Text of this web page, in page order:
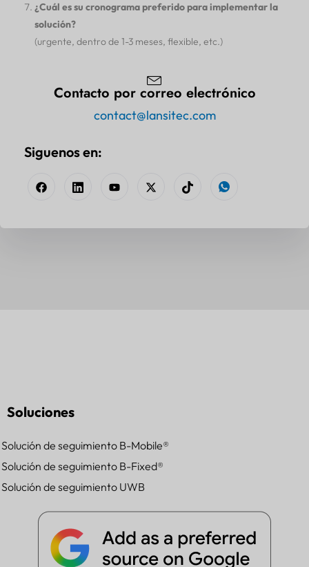
¿Cuál es su cronograma preferido para implementar la
solución?
(urgente, dentro de 1-3 meses, flexible, etc.)
Contacto por correo electrónico
contact@lansitec.com
Siguenos en:
Soluciones
Solución de seguimiento B-Mobile®
Solución de seguimiento B-Fixed®
Solución de seguimiento UWB